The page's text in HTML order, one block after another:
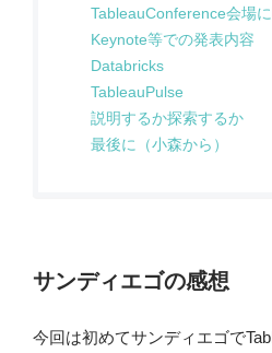
TableauConference会場
Keynote等での発表内容
Databricks
TableauPulse
説明するか探索するか
最後に（小森から）
サンディエゴの感想
今回は初めてサンディエゴで